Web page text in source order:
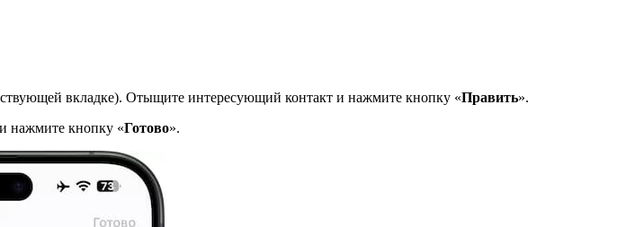
вкладке). Отыщите интересующий контакт и нажмите кнопку «Править».
нажмите кнопку «Готово».